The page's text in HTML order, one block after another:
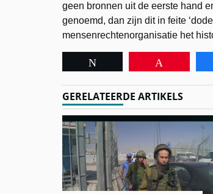
geen bronnen uit de eerste hand
genoemd, dan zijn dit in feite
mensenrechtenorganisatie het
GERELATEERDE ARTIKELS